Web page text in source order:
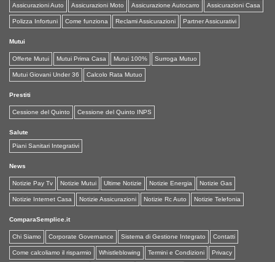
Assicurazioni Auto Assicurazioni Moto Assicurazione Autocarro Assicurazioni Casa
Polizza Infortuni Come funziona Reclami Assicurazioni Partner Assicurativi
Mutui
Offerte Mutui Mutui Prima Casa Mutui 100% Surroga Mutuo
Mutui Giovani Under 36 Calcolo Rata Mutuo
Prestiti
Cessione del Quinto Cessione del Quinto INPS
Salute
Piani Sanitari Integrativi
News
Notizie Pay Tv Notizie Mutui Ultime Notizie Notizie Energia Notizie Gas
Notizie Internet Casa Notizie Assicurazioni Notizie Rc Auto Notizie Telefonia
ComparaSemplice.it
Chi Siamo Corporate Governance Sistema di Gestione Integrato Contatti
Come calcoliamo il risparmio Whistleblowing Termini e Condizioni Privacy